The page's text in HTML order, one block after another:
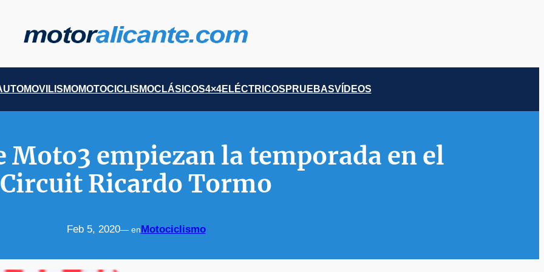
MOTOCICLISMOCLÁSICOS4×4ELÉCTRICOS PRUEBASVÍDEOS
Moto3 empiezan la temporada en el
Circuit Ricardo Tormo
Feb 5, 2020— enMotociclismo